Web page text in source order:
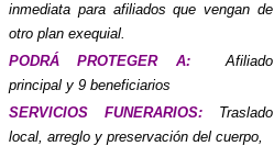
inmediata para afiliados que vengan de
otro plan exequial.
PODRÁ PROTEGER A:
Afiliado
principal y 9 beneficiarios
SERVICIOS FUNERARIOS: Traslado
local, arreglo y preservación del cuerpo,